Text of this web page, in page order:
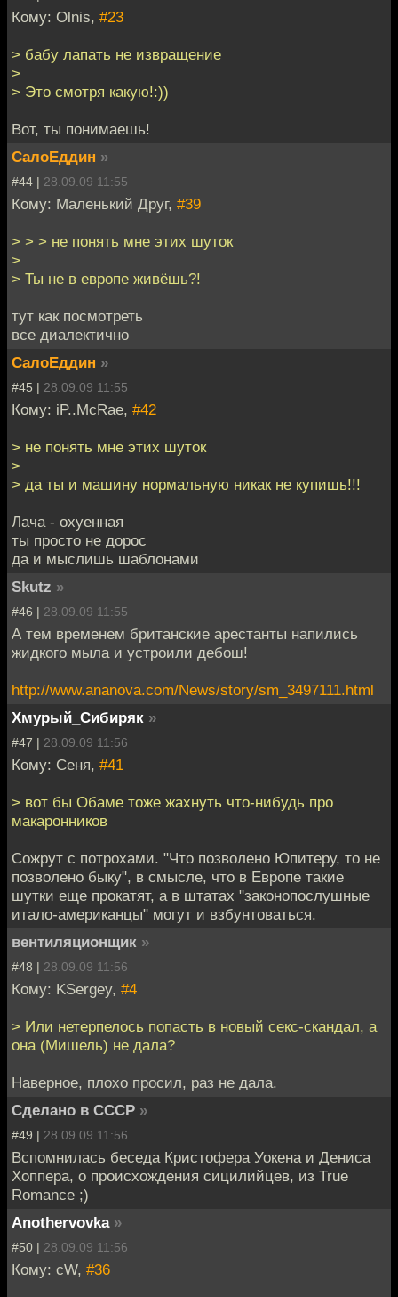
Кому: Olnis, #23
> бабу лапать не извращение
>
> Это смотря какую!:))
Вот, ты понимаешь!
СалоЕддин »
#44 | 28.09.09 11:55
Кому: Маленький Друг, #39
> > > не понять мне этих шуток
>
> Ты не в европе живёшь?!
тут как посмотреть
все диалектично
СалоЕддин »
#45 | 28.09.09 11:55
Кому: iP..McRae, #42
> не понять мне этих шуток
>
> да ты и машину нормальную никак не купишь!!!
Лача - охуенная
ты просто не дорос
да и мыслишь шаблонами
Skutz »
#46 | 28.09.09 11:55
А тем временем британские арестанты напились
жидкого мыла и устроили дебош!
http://www.ananova.com/News/story/sm_3497111.html
Хмурый_Сибиряк »
#47 | 28.09.09 11:56
Кому: Сеня, #41
> вот бы Обаме тоже жахнуть что-нибудь про
макаронников
Сожрут с потрохами. "Что позволено Юпитеру, то не
позволено быку", в смысле, что в Европе такие
шутки еще прокатят, а в штатах "законопослушные
итало-американцы" могут и взбунтоваться.
вентиляционщик »
#48 | 28.09.09 11:56
Кому: KSergey, #4
> Или нетерпелось попасть в новый секс-скандал, а
она (Мишель) не дала?
Наверное, плохо просил, раз не дала.
Сделано в СССР »
#49 | 28.09.09 11:56
Вспомнилась беседа Кристофера Уокена и Дениса
Хоппера, о происхождения сицилийцев, из True
Romance ;)
Anothervovka »
#50 | 28.09.09 11:56
Кому: cW, #36